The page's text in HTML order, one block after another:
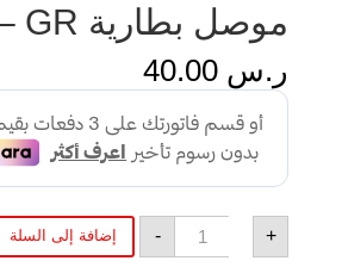
موصل بطارية Tamiya – GR
ر.س
-
كمية
موصل
بطارية
+ إضافة إلى السلة